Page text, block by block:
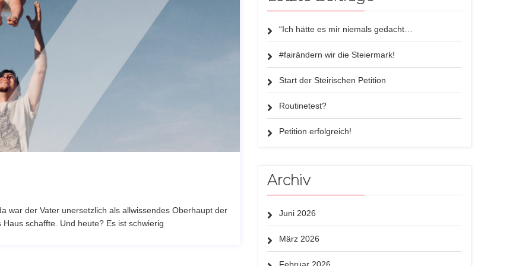
war der Vater unersetzlich als allwissendes Oberhaupt der
schaffte. Und heute? Es ist schwierig
“Ich hätte es mir niemals gedacht…
#fairändern wir die Steiermark!
Start der Steirischen Petition
Routinetest?
Petition erfolgreich!
Archiv
Juni 2026
März 2026